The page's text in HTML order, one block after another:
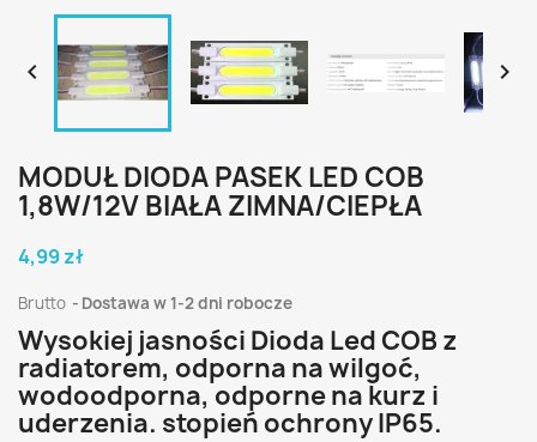
 
MODUŁ DIODA PASEK LED COB
1,8W/12V BIAŁA ZIMNA/CIEPŁA
4,99 zł
Brutto Dostawa w 1-2 dni robocze
Wysokiej jasności Dioda Led COB z
radiatorem, odporna na wilgoć,
wodoodporna, odporne na kurz i
uderzenia. stopień ochrony IP65.